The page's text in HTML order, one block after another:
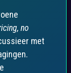
no
met